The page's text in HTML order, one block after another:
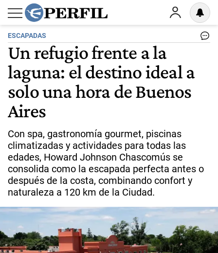
ESCAPADAS
Un refugio frente a la
laguna: el destino ideal a
solo una hora de Buenos
Aires
Con spa, gastronomía gourmet, piscinas
climatizadas y actividades para todas las
edades, Howard Johnson Chascomús se
consolida como la escapada perfecta antes o
después de la costa, combinando confort y
naturaleza a 120 km de la Ciudad.